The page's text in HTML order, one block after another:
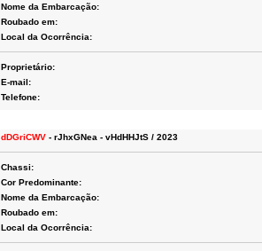
Nome da Embarcação:
Roubado em:
Local da Ocorrência:
Proprietário:
E-mail:
Telefone:
dDGriCWV - rJhxGNea - vHdHHJtS / 2023
Chassi:
Cor Predominante:
Nome da Embarcação:
Roubado em:
Local da Ocorrência: